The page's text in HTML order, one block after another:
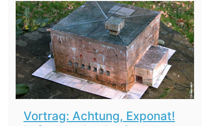
Vortrag: Achtung, Exponat!